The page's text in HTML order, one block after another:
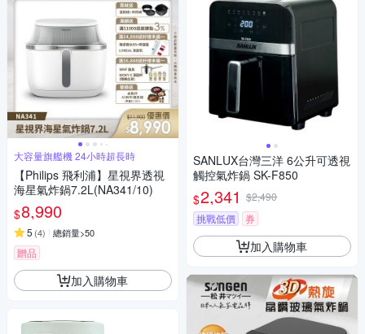
大容量旗艦機 24小時超長時
【Philips 飛利浦】星視界透視
海星氣炸鍋7.2L(NA341/10)
$8,990
5 (4) 總銷量>50
贈品
加入購物車
SANLUX台灣三洋 6公升可透視
觸控氣炸鍋 SK-F850
$2,341 $2,490
挑戰低價
券
加入購物車